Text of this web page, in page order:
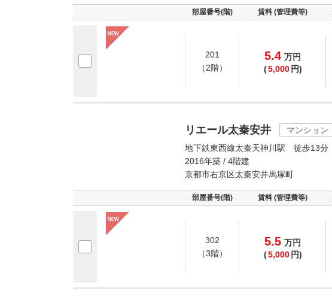
部屋番号(階) 賃料 (管理費等)
201
（2階）
5.4 万円
(5,000 円)
リエール太秦安井
マンション
地下鉄東西線太秦天神川駅 徒歩13分
2016年築 / 4階建
京都市右京区太秦安井馬塚町
部屋番号(階) 賃料 (管理費等)
302
（3階）
5.5 万円
(5,000 円)